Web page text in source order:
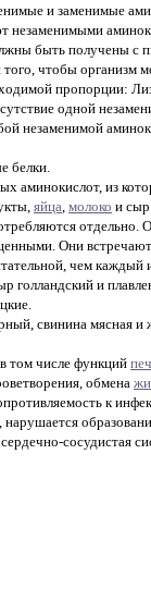
и заменимые
незаменимыми
быть получены с
чтобы организм
пропорции:
одной
незаменимой
белки.
аминокислот, из
яйца, молоко и
отдельно.
Они
чем каждый
голландский и
свинина мясная и
том числе функций
обмена
к
сосудистая